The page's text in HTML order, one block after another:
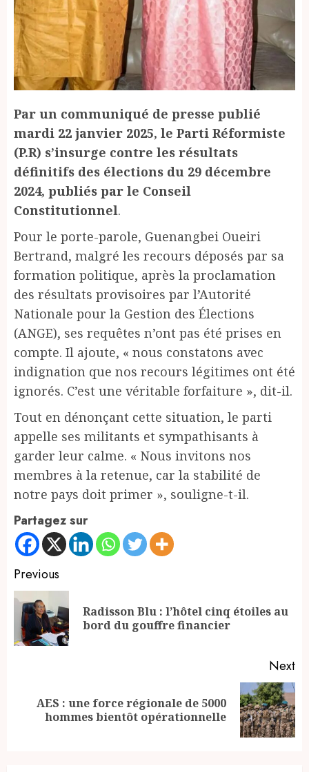
Par un communiqué de presse publié
mardi 22 janvier 2025, le Parti Réformiste
(P.R) s’insurge contre les résultats
définitifs des élections du 29 décembre
2024, publiés par le Conseil
Constitutionnel.
Pour le porte-parole, Guenangbei Oueiri
Bertrand, malgré les recours déposés par sa
formation politique, après la proclamation
des résultats provisoires par l’Autorité
Nationale pour la Gestion des Élections
(ANGE), ses requêtes n’ont pas été prises en
compte. Il ajoute, « nous constatons avec
indignation que nos recours légitimes ont été
ignorés. C’est une véritable forfaiture », dit-il.
Tout en dénonçant cette situation, le parti
appelle ses militants et sympathisants à
garder leur calme. « Nous invitons nos
membres à la retenue, car la stabilité de
notre pays doit primer », souligne-t-il.
Partagez sur
Continue
Reading
Previous
Radisson Blu : l’hôtel cinq étoiles au
bord du gouffre financier
Next
NextAES : une force régionale de 5000
hommes bientôt opérationnelle